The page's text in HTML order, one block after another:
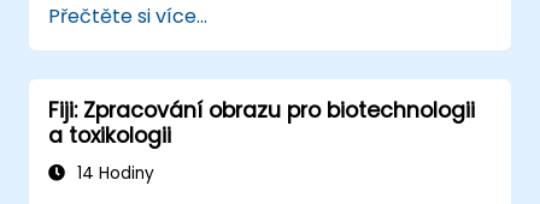
Získat dovednosti potřebné k používání
nástrojů a frameworků umělé inteligence
při vytváření modelů pro rozpoznávání
obličejů.
Získat praktické zkušenosti s tvorbou,
trénováním a testováním systémů na
Přečtěte si více...
Fiji: Zpracování obrazu pro biotechnologii
a toxikologii
14 Hodiny